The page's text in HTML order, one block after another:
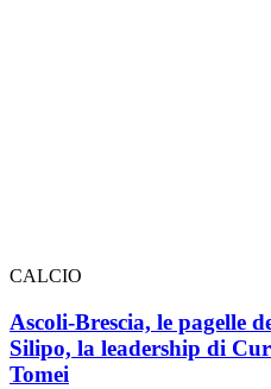
CALCIO
Ascoli-Brescia, le pagelle
Silipo, la leadership di
Tomei